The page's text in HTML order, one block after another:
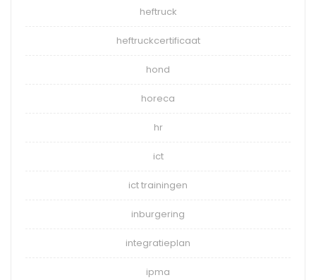
heftruck
heftruckcertificaat
hond
horeca
hr
ict
ict trainingen
inburgering
integratieplan
ipma